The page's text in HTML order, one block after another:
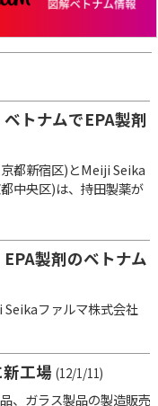
トナムでEPA製剤
都新宿区)とMeiji Seika
中央区)は、持田製薬が
製剤のベトナム
ファルマ株式会社
工場 (12/1/11)
、ガラス製品の製造販売